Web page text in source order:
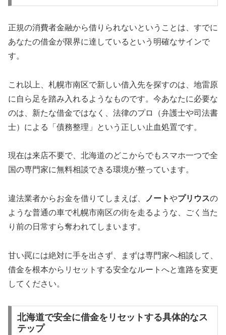
正規の消費者金融から借りられないということは、すでに
あなたの借金が限界に達しているという明確なサインで
す。
これ以上、札幌市南区で新しい借入先を探すのは、地雷原
に自ら足を踏み入れるようなものです。今あなたに必要な
のは、新たな借金ではなく、法律のプロ（弁護士や司法書
士）による「債務整理」という正しい止血処置です。
現在は来店不要で、北海道のどこからでもスマホ一つで全
国の専門家に無料相談できる環境が整っています。
違法業者からお金を借りてしまえば、 ノートやプリウスの
ような普通の車で札幌市南区の街を走るような、ごく当た
り前の日常すら奪われてしまいます。
甘い罠には絶対に手を出さず、まずは専門家へ相談して、
借金を根本からリセットする安全なルートへと進路を変更
してください。
北海道で安全に借金をリセットする具体的なス
テップ